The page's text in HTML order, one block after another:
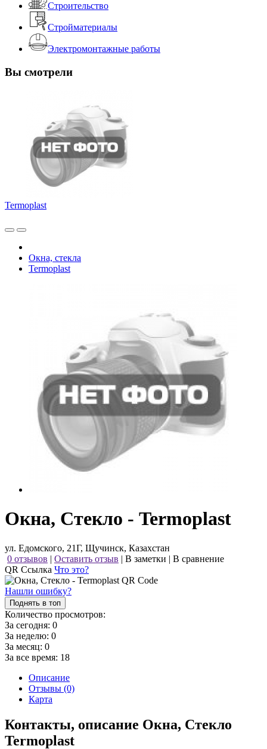
Строительство
Стройматериалы
Электромонтажные работы
Вы смотрели
Termoplast
Окна, стекла
Termoplast
Окна, Стекло - Termoplast
ул. Едомского, 21Г, Щучинск, Казахстан
0 отзывов | Оставить отзыв | В заметки | В сравнение
QR Ссылка Что это?
Нашли ошибку?
Поднять в топ
Количество просмотров:
За сегодня: 0
За неделю: 0
За месяц: 0
За все время: 18
Описание
Отзывы (0)
Карта
Контакты, описание Окна, Стекло
Termoplast